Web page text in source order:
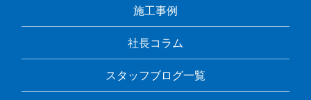
施工事例
社長コラム
スタッフブログ一覧